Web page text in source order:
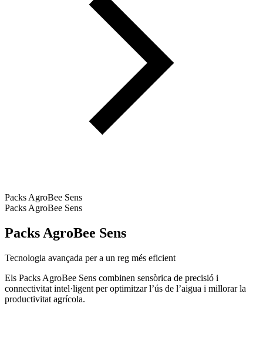
Packs AgroBee Sens
Packs AgroBee Sens
Packs AgroBee Sens
Tecnologia avançada per a un reg més eficient
Els Packs AgroBee Sens combinen sensòrica de precisió i
connectivitat intel·ligent per optimitzar l’ús de l’aigua i millorar la
productivitat agrícola.